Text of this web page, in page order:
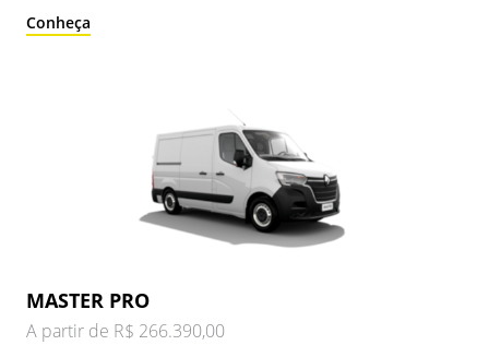
Conheça
MASTER PRO
A partir de R$ 266.390,00